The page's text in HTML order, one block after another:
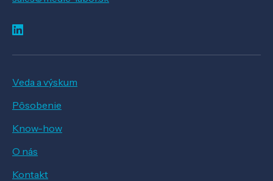
Veda a výskum
Pôsobenie
Know-how
O nás
Kontakt